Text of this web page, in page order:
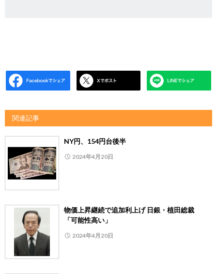
関連記事
NY円、154円台後半
2024年4月20日
物価上昇継続で追加利上げ 日銀・植田総裁
「可能性高い」
2024年4月20日